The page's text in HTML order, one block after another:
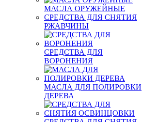
МАСЛА ОРУЖЕЙНЫЕ
СРЕДСТВА ДЛЯ СНЯТИЯ
РЖАВЧИНЫ
СРЕДСТВА ДЛЯ
ВОРОНЕНИЯ
МАСЛА ДЛЯ ПОЛИРОВКИ
ДЕРЕВА